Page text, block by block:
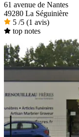
61 avenue de Nantes
49280 La Séguinière
5 /5 (1 avis)
top notes